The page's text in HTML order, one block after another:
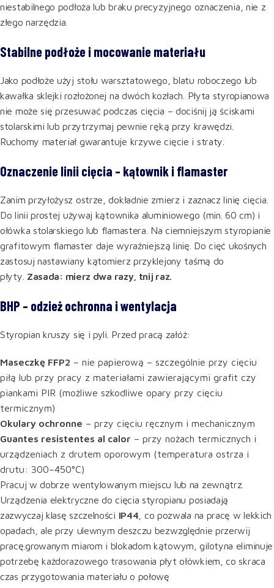
niestabilnego podłoża lub braku precyzyjnego oznaczenia, nie z
złego narzędzia.
Stabilne podłoże i mocowanie materiału
Jako podłoże użyj stołu warsztatowego, blatu roboczego lub
kawałka sklejki rozłożonej na dwóch kozłach. Płyta styropianowa
nie może się przesuwać podczas cięcia – dociśnij ją ściskami
stolarskimi lub przytrzymaj pewnie ręką przy krawędzi.
Ruchomy materiał gwarantuje krzywe cięcie i straty.
Oznaczenie linii cięcia – kątownik i flamaster
Zanim przyłożysz ostrze, dokładnie zmierz i zaznacz linię cięcia.
Do linii prostej używaj kątownika aluminiowego (min. 60 cm) i
ołówka stolarskiego lub flamastera. Na ciemniejszym styropianie
grafitowym flamaster daje wyraźniejszą linię. Do cięć ukośnych
zastosuj nastawiany kątomierz przyklejony taśmą do
płyty. Zasada: mierz dwa razy, tnij raz.
BHP – odzież ochronna i wentylacja
Styropian kruszy się i pyli. Przed pracą załóż:
Maseczkę FFP2 – nie papierową – szczególnie przy cięciu
piłą lub przy pracy z materiałami zawierającymi grafit czy
piankami PIR (możliwe szkodliwe opary przy cięciu
termicznym)
Okulary ochronne – przy cięciu ręcznym i mechanicznym
Guantes resistentes al calor – przy nożach termicznych i
urządzeniach z drutem oporowym (temperatura ostrza i
drutu: 300–450°C)
Pracuj w dobrze wentylowanym miejscu lub na zewnątrz.
Urządzenia elektryczne do cięcia styropianu posiadają
zazwyczaj klasę szczelności IP44 , co pozwala na pracę w lekkich
opadach, ale przy ulewnym deszczu bezwzględnie przerwij
pracę.growanym miarom i blokadom kątowym, gilotyna eliminuje
potrzebę każdorazowego trasowania płyt ołówkiem, co skraca
czas przygotowania materiału o połowę